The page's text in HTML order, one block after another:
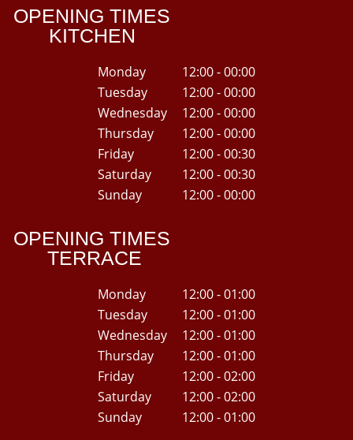
OPENING TIMES
KITCHEN
Monday
12:00 - 00:00
Tuesday
12:00 - 00:00
Wednesday
12:00 - 00:00
Thursday
12:00 - 00:00
Friday
12:00 - 00:30
Saturday
12:00 - 00:30
Sunday
12:00 - 00:00
OPENING TIMES
TERRACE
Monday
12:00 - 01:00
Tuesday
12:00 - 01:00
Wednesday
12:00 - 01:00
Thursday
12:00 - 01:00
Friday
12:00 - 02:00
Saturday
12:00 - 02:00
Sunday
12:00 - 01:00